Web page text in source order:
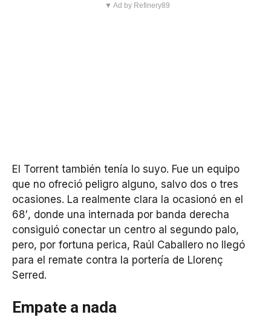
▼ Ad by Refinery89
El Torrent también tenía lo suyo. Fue un equipo
que no ofreció peligro alguno, salvo dos o tres
ocasiones. La realmente clara la ocasionó en el
68′, donde una internada por banda derecha
consiguió conectar un centro al segundo palo,
pero, por fortuna perica, Raúl Caballero no llegó
para el remate contra la portería de Llorenç
Serred.
Empate a nada